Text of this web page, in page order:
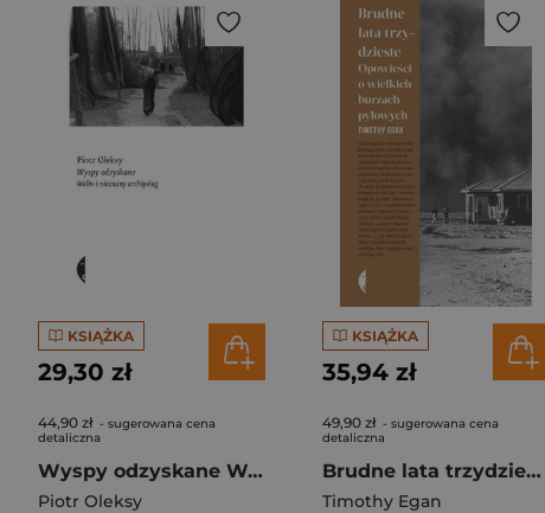
KSIĄŻKA
29,30 zł
44,90 zł - sugerowana cena
detaliczna
Wyspy odzyskane Wolin i nieznany archipelag
Piotr Oleksy
KSIĄŻKA
35,94 zł
49,90 zł - sugerowana cena
detaliczna
Brudne lata trzydzieste Opowieści o wielkich burzach pyłowych
Timothy Egan